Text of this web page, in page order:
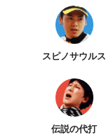
スピノサウルス
伝説の代打